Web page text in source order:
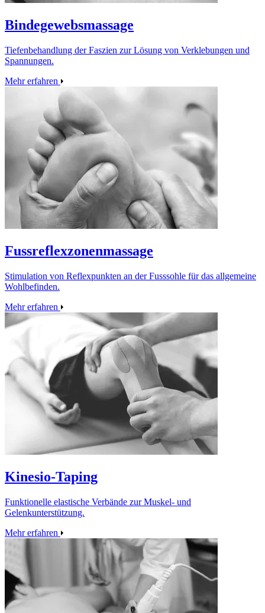
Bindegewebsmassage
Tiefenbehandlung der Faszien zur Lösung von Verklebungen und
Spannungen.
Mehr erfahren
Fussreflexzonenmassage
Stimulation von Reflexpunkten an der Fusssohle für das allgemeine
Wohlbefinden.
Mehr erfahren
Kinesio‑Taping
Funktionelle elastische Verbände zur Muskel‑ und
Gelenkunterstützung.
Mehr erfahren